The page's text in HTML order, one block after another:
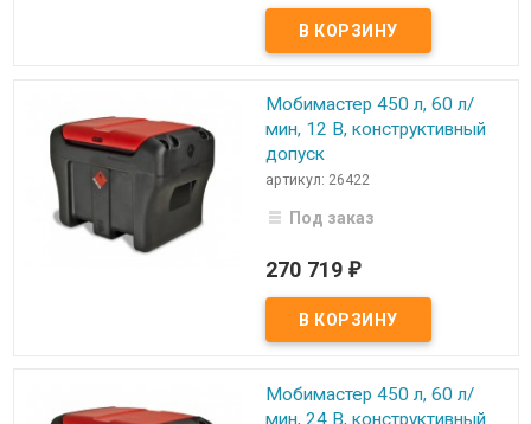
Мобимастер 450 л, 60 л/
мин, 12 В, конструктивный
допуск
артикул: 26422
Под заказ
270 719 ₽
Мобимастер 450 л, 60 л/
мин, 24 В, конструктивный